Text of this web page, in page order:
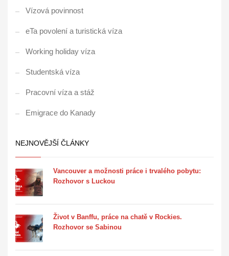
Vízová povinnost
eTa povolení a turistická víza
Working holiday víza
Studentská víza
Pracovní víza a stáž
Emigrace do Kanady
NEJNOVĚJŠÍ ČLÁNKY
Vancouver a možnosti práce i trvalého pobytu:
Rozhovor s Luckou
Život v Banffu, práce na chatě v Rockies.
Rozhovor se Sabinou